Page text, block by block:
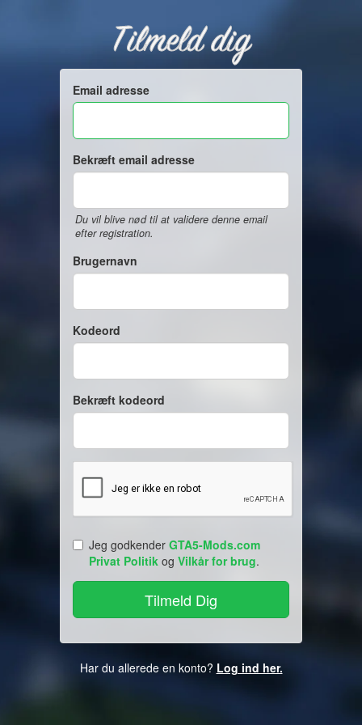
Tilmeld dig
Email adresse
Bekræft email adresse
Du vil blive nød til at validere denne email
efter registration.
Brugernavn
Kodeord
Bekræft kodeord
Jeg godkender GTA5-Mods.com
Privat Politik og Vilkår for brug.
Har du allerede en konto? Log ind her.